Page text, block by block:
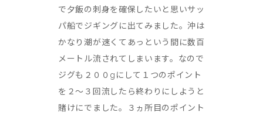
で夕飯の刺身を確保したいと思いサッ
パ船でジギングに出てみました。沖は
かなり潮が速くてあっという間に数百
メートル流されてしまいます。なので
ジグも２００gにして１つのポイント
を２～３回流したら終わりにしようと
賭けにでました。３ヵ所目のポイント